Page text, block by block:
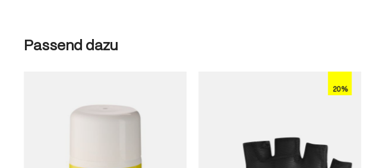
Produktgalerie überspringen
Passend dazu
20%